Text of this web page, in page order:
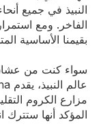
النبيذ في جميع أنحاء
الفاخر. ومع
بقيمنا الأساسية
سواء كنت من عشاق
مزارع الكروم
المؤكد أنها ستترك